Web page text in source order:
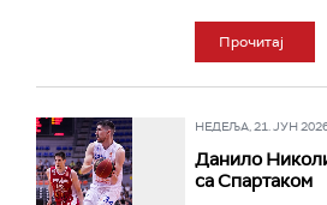
Прочитај
НЕДЕЉА, 21. ЈУН
Данило
са Спартаком